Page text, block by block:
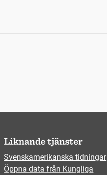
Liknande tjänster
Svenskamerikanska tidningar
Öppna data från Kungliga